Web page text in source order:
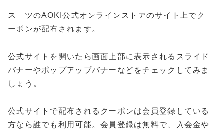
スーツのAOKI公式オンラインストアのサイト上でク
ーポンが配布されます。
公式サイトを開いたら画面上部に表示されるスライド
バナーやポップアップバナーなどをチェックしてみま
しょう。
公式サイトで配布されるクーポンは会員登録している
方なら誰でも利用可能。会員登録は無料で、入会金や